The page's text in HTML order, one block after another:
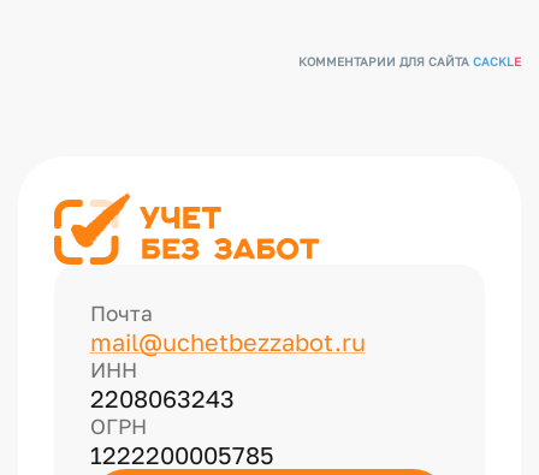
КОММЕНТАРИИ ДЛЯ САЙТАCACKLE
Почта
mail@uchetbezzabot.ru
ИНН
2208063243
ОГРН
1222200005785